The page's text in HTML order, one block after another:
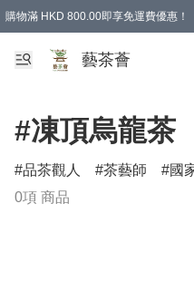
購物滿 HKD 800.00即享免運費優惠！
藝茶薈
#凍頂烏龍茶
品茶觀人 茶藝師 國
0項 商品